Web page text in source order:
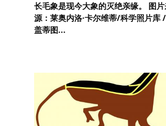
长毛象是现今大象的灭绝亲缘。 图
源：莱奥内洛·卡尔维蒂/科学照片库 /
盖蒂图...